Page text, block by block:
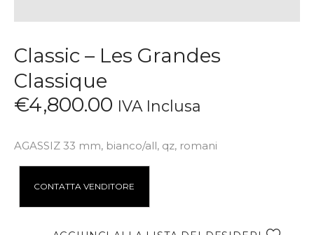
Classic – Les Grandes
Classique
€4,800.00 IVA Inclusa
AGASSIZ 33 mm, bianco/all, qz, romani
CONTATTA VENDITORE
t
e